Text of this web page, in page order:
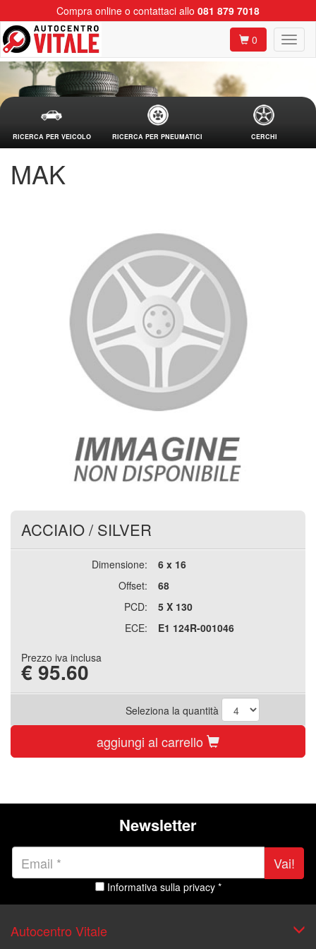
Compra online o contattaci allo 081 879 7018
0
RICERCA PER VEICOLO RICERCA PER PNEUMATICI CERCHI
MAK
ACCIAIO/ SILVER
Dimensione:
6 x 16
Offset:
68
PCD:
5 X 130
ECE:
E1 124R-001046
Prezzo iva inclusa
€ 95.60
Seleziona la quantità
aggiungi al carrello
Newsletter
Vai!
Informativa sulla privacy *
Autocentro Vitale